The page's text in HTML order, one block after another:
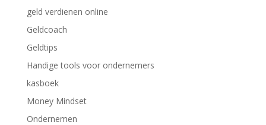
geld verdienen online
Geldcoach
Geldtips
Handige tools voor ondernemers
kasboek
Money Mindset
Ondernemen